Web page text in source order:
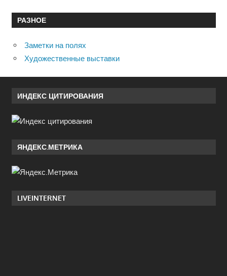
РАЗНОЕ
Заметки на полях
Художественные выставки
ИНДЕКС ЦИТИРОВАНИЯ
ЯНДЕКС.МЕТРИКА
LIVEINTERNET